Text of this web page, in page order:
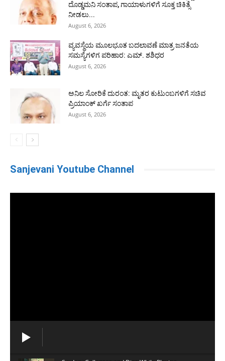
ದೊಡ್ಡಮನಿ ಸಂತಾಪ, ಗಾಯಾಳುಗಳಿಗೆ ಸೂಕ್ತ ಚಿಕಿತ್ಸೆ
ನೀಡಲು...
August 6, 2026
ವ್ಯವಸ್ಥೆಯ ಮೂಲಭೂತ ಬದಲಾವಣೆ ಮಾತ್ರ ಜನತೆಯ
ಸಮಸ್ಯೆಗಳಿಗ ಪರಿಹಾರ: ಎಮ್. ಶಶಿಧರ
August 6, 2026
ಅನಿಲ ಸೋರಿಕೆ ದುರಂತ: ಮೃತರ ಕುಟುಂಬಗಳಿಗೆ ಸಚಿವ
ಪ್ರಿಯಾಂಕ್ ಖರ್ಗೆ ಸಂತಾಪ
August 6, 2026
Sanjevani Youtube Channel